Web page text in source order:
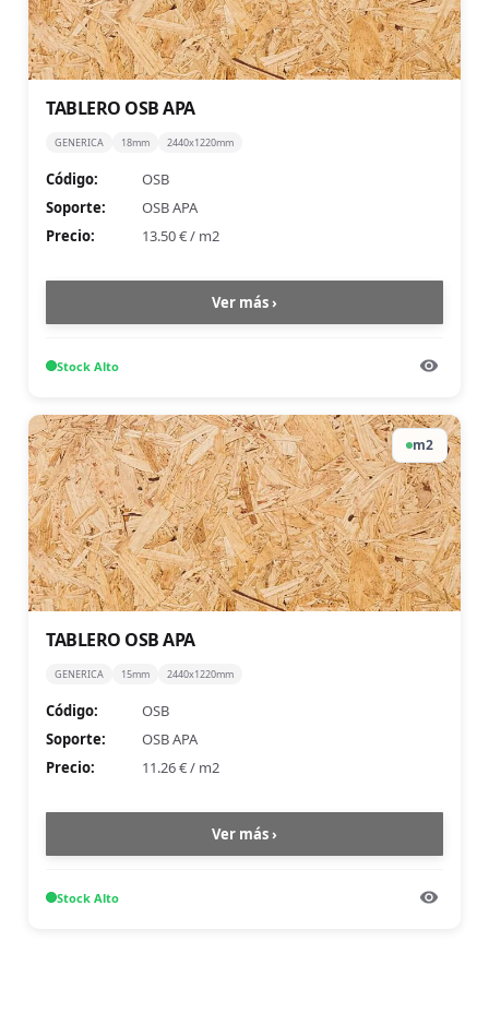
TABLERO OSB APA
GENERICA 18mm 2440x1220mm
Código:
OSB
Soporte:
OSB APA
Precio:
13.50 €/ m2
Ver más ›
StockAlto
TABLERO OSB APA
GENERICA 15mm 2440x1220mm
Código:
OSB
Soporte:
OSB APA
Precio:
11.26 €/ m2
Ver más ›
StockAlto
m2